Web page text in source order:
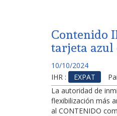
Contenido
tarjeta azul
10/10/2024
IHR :
EXPAT
La autoridad de
flexibilización más
al CONTENIDO